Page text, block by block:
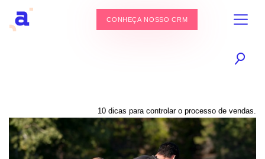
CONHEÇA NOSSO CRM
10 dicas para controlar o processo de vendas.